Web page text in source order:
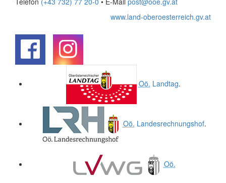
www.land-oberoesterreich.gv.at
Oö. Landtag.
Oö. Landesrechnungshof.
Oö.